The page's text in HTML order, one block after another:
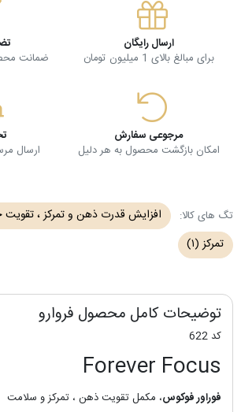
ارسال رایگان
برای مبالغ بالای 1 میلیون تومان
ضمانت
مرجوعی سفارش
امکان بازگشت محصول به هر دلیل
ارسال
تگ های کالا: افزایش قدرت ذهن و تمرکز ،
تمرکز(۱)
توضیحات کامل محصول فروارو
کد 622
Forever Focus
فوراور فوکوس، مکمل تقویت ذهن ، تمرکز و سلامت